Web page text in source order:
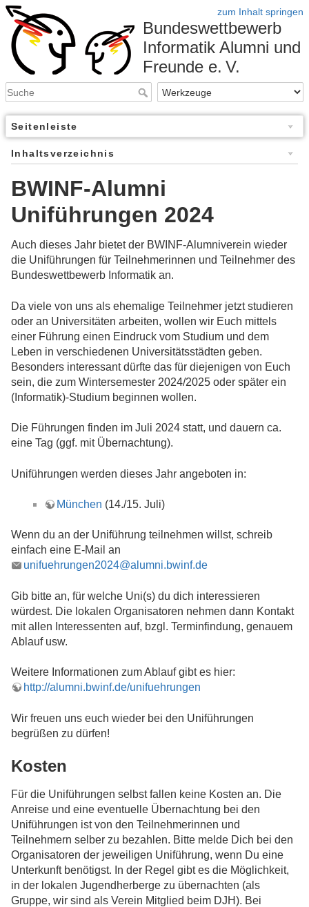
zum Inhalt springen
Bundeswettbewerb
Informatik Alumni und
Freunde e. V.
Seitenleiste
Inhaltsverzeichnis
BWINF-Alumni
Uniführungen 2024
Auch dieses Jahr bietet der BWINF-Alumniverein wieder
die Uniführungen für Teilnehmerinnen und Teilnehmer des
Bundeswettbewerb Informatik an.
Da viele von uns als ehemalige Teilnehmer jetzt studieren
oder an Universitäten arbeiten, wollen wir Euch mittels
einer Führung einen Eindruck vom Studium und dem
Leben in verschiedenen Universitätsstädten geben.
Besonders interessant dürfte das für diejenigen von Euch
sein, die zum Wintersemester 2024/2025 oder später ein
(Informatik)-Studium beginnen wollen.
Die Führungen finden im Juli 2024 statt, und dauern ca.
eine Tag (ggf. mit Übernachtung).
Uniführungen werden dieses Jahr angeboten in:
München (14./15. Juli)
Wenn du an der Uniführung teilnehmen willst, schreib
einfach eine E-Mail an
unifuehrungen2024@alumni.bwinf.de
Gib bitte an, für welche Uni(s) du dich interessieren
würdest. Die lokalen Organisatoren nehmen dann Kontakt
mit allen Interessenten auf, bzgl. Terminfindung, genauem
Ablauf usw.
Weitere Informationen zum Ablauf gibt es hier:
http://alumni.bwinf.de/unifuehrungen
Wir freuen uns euch wieder bei den Uniführungen
begrüßen zu dürfen!
Kosten
Für die Uniführungen selbst fallen keine Kosten an. Die
Anreise und eine eventuelle Übernachtung bei den
Uniführungen ist von den Teilnehmerinnen und
Teilnehmern selber zu bezahlen. Bitte melde Dich bei den
Organisatoren der jeweiligen Uniführung, wenn Du eine
Unterkunft benötigst. In der Regel gibt es die Möglichkeit,
in der lokalen Jugendherberge zu übernachten (als
Gruppe, wir sind als Verein Mitglied beim DJH). Bei